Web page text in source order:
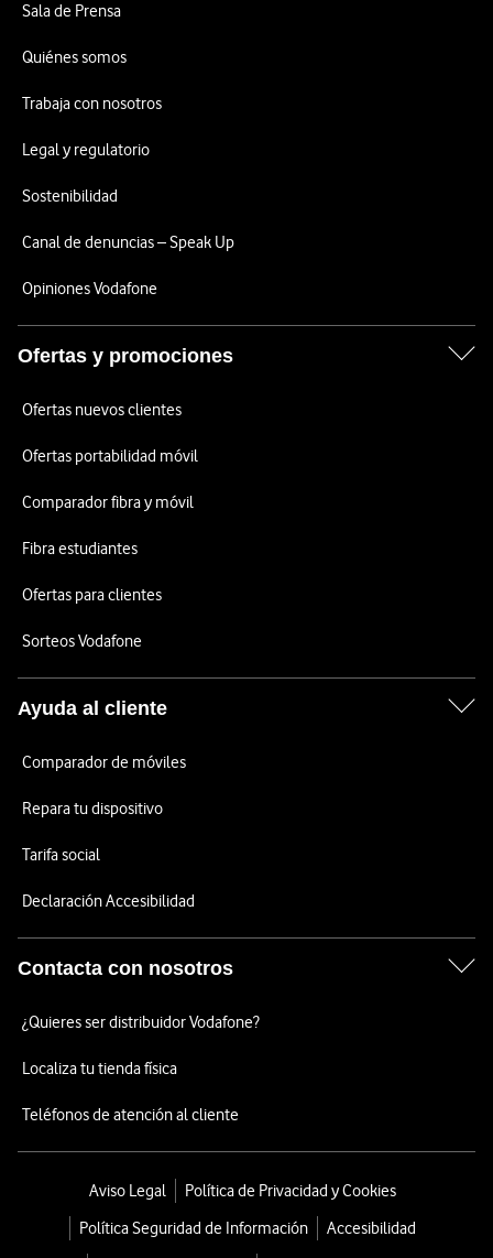
Sala de Prensa
Quiénes somos
Trabaja con nosotros
Legal y regulatorio
Sostenibilidad
Canal de denuncias – Speak Up
Opiniones Vodafone
Ofertas y promociones
Ofertas nuevos clientes
Ofertas portabilidad móvil
Comparador fibra y móvil
Fibra estudiantes
Ofertas para clientes
Sorteos Vodafone
Ayuda al cliente
Comparador de móviles
Repara tu dispositivo
Tarifa social
Declaración Accesibilidad
Contacta con nosotros
¿Quieres ser distribuidor Vodafone?
Localiza tu tienda física
Teléfonos de atención al cliente
Aviso Legal
Política de Privacidad y Cookies
Política Seguridad de Información
Accesibilidad